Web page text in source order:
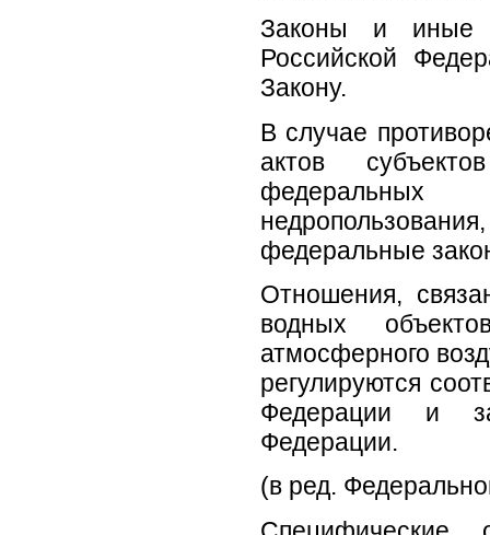
Законы и иные
Российской
Закону.
В случае
актов
федеральных
федеральные
Отношения,
водных
атмосферного
регулируются
Федерации и
Федерации.
(в ред.